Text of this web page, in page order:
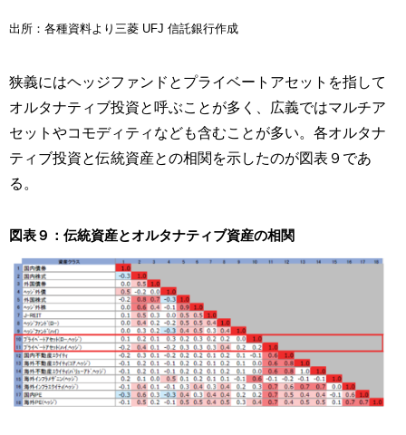
出所：各種資料より三菱 UFJ 信託銀行作成
狭義にはヘッジファンドとプライベートアセットを指して
オルタナティブ投資と呼ぶことが多く、広義ではマルチア
セットやコモディティなども含むことが多い。各オルタナ
ティブ投資と伝統資産との相関を示したのが図表９であ
る。
図表９：伝統資産とオルタナティブ資産の相関